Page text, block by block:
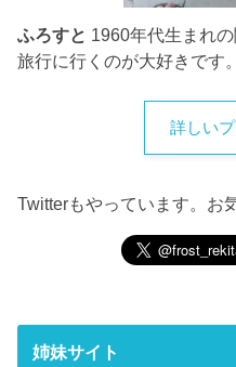
ふろすと 1960年代生まれ
旅行に行くのが大好きです。
詳しい
Twitterもやっています。お
姉妹サイト